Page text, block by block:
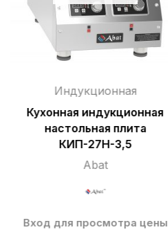
Индукционная
Кухонная индукционная
настольная плита
КИП-27Н-3,5
Abat
Вход для просмотра цены